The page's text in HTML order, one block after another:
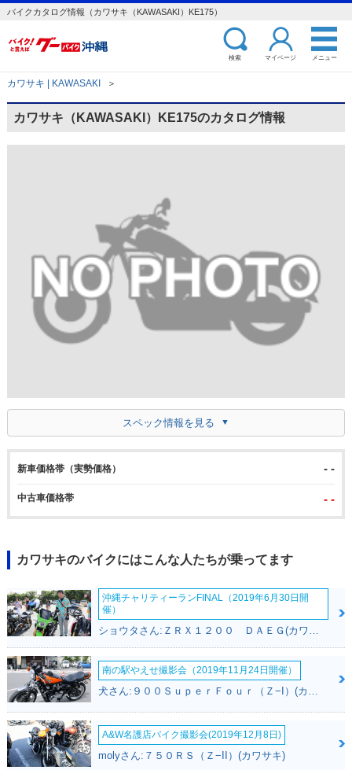
バイクカタログ情報（カワサキ（KAWASAKI）KE175）
検索 マイページ メニュー
カワサキ | KAWASAKI ＞
カワサキ（KAWASAKI）KE175のカタログ情報
スペック情報を見る
新車価格帯（実勢価格） - -
中古車価格帯 - -
カワサキのバイクにはこんな人たちが乗ってます
沖縄チャリティーランFINAL（2019年6月30日開
催）
南の駅やえせ撮影会（2019年11月24日開催）
A&W名護店バイク撮影会(2019年12月8日)
molyさん:７５０ＲＳ（Ｚ−II）(カワサキ)